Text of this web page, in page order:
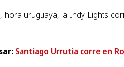
hora uruguaya, la Indy Lights
Santiago Urrutia corre en